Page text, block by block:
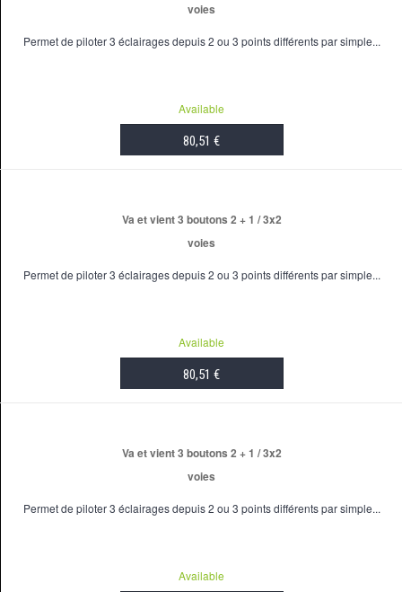
voies
Permet de piloter 3 éclairages depuis 2 ou 3 points différents par simple...
Available
80,51 €
Va et vient 3 boutons 2 + 1 / 3x2
voies
Permet de piloter 3 éclairages depuis 2 ou 3 points différents par simple...
Available
80,51 €
Va et vient 3 boutons 2 + 1 / 3x2
voies
Permet de piloter 3 éclairages depuis 2 ou 3 points différents par simple...
Available